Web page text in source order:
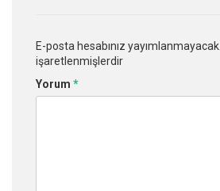
E-posta hesabınız yayımlanmayacak.
işaretlenmişlerdir
Yorum *